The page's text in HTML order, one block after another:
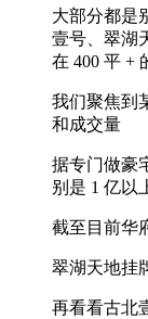
大部分都是
壹号、翠湖
在 400 平 +
我们聚焦到
和成交量
据专门做豪
别是 1 亿以
截至目前华
翠湖天地挂
再看看古北